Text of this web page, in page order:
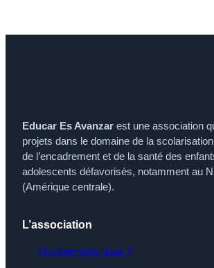
Educar Es Avanzar est une association
projets dans le domaine de la
de l’encadrement et de la santé des
adolescents défavorisés, notamment au
(Amérique centrale).
L’association
Qui sommes-nous ?